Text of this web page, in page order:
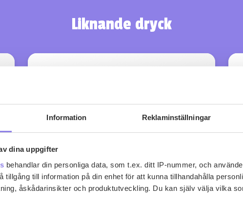
Information Reklaminställningar
dina uppgifter
behandlar din personliga data, som t.ex. ditt IP-nummer, och
tillgång till information på din enhet för att kunna tillhandahålla
åskådarinsikter och produktutveckling. Du kan själv välja vilka
Liknande dryck